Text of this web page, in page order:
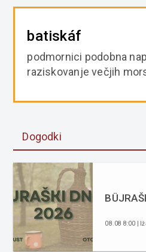
batiskáf
podmornici podobna
raziskovanje večjih
Dogodki
08.08 8:00 |